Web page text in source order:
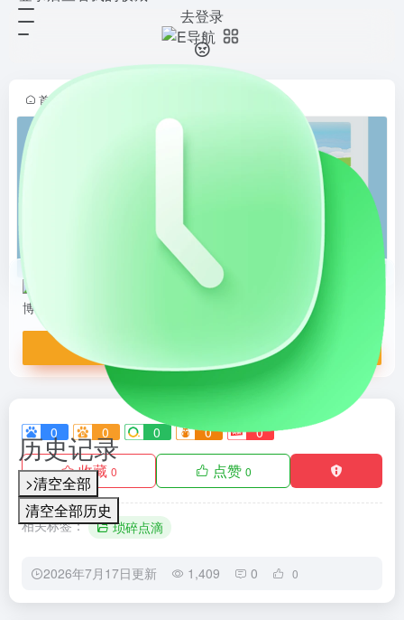
去登录
历史记录
>清空全部
清空全部历史
首页
0 0 0 0 0
收藏 0 点赞 0
相关标签： 琐碎点滴
2026年7月17日更新 1,409 0 0
宇宙山河烂漫，生活点滴温暖，都值
得得我一一记录，记录我的生活点点